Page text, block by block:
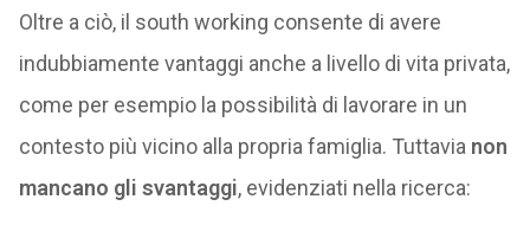
Oltre a ciò, il south working consente di avere
indubbiamente vantaggi anche a livello di vita privata,
come per esempio la possibilità di lavorare in un
contesto più vicino alla propria famiglia. Tuttavia non
mancano gli svantaggi, evidenziati nella ricerca: